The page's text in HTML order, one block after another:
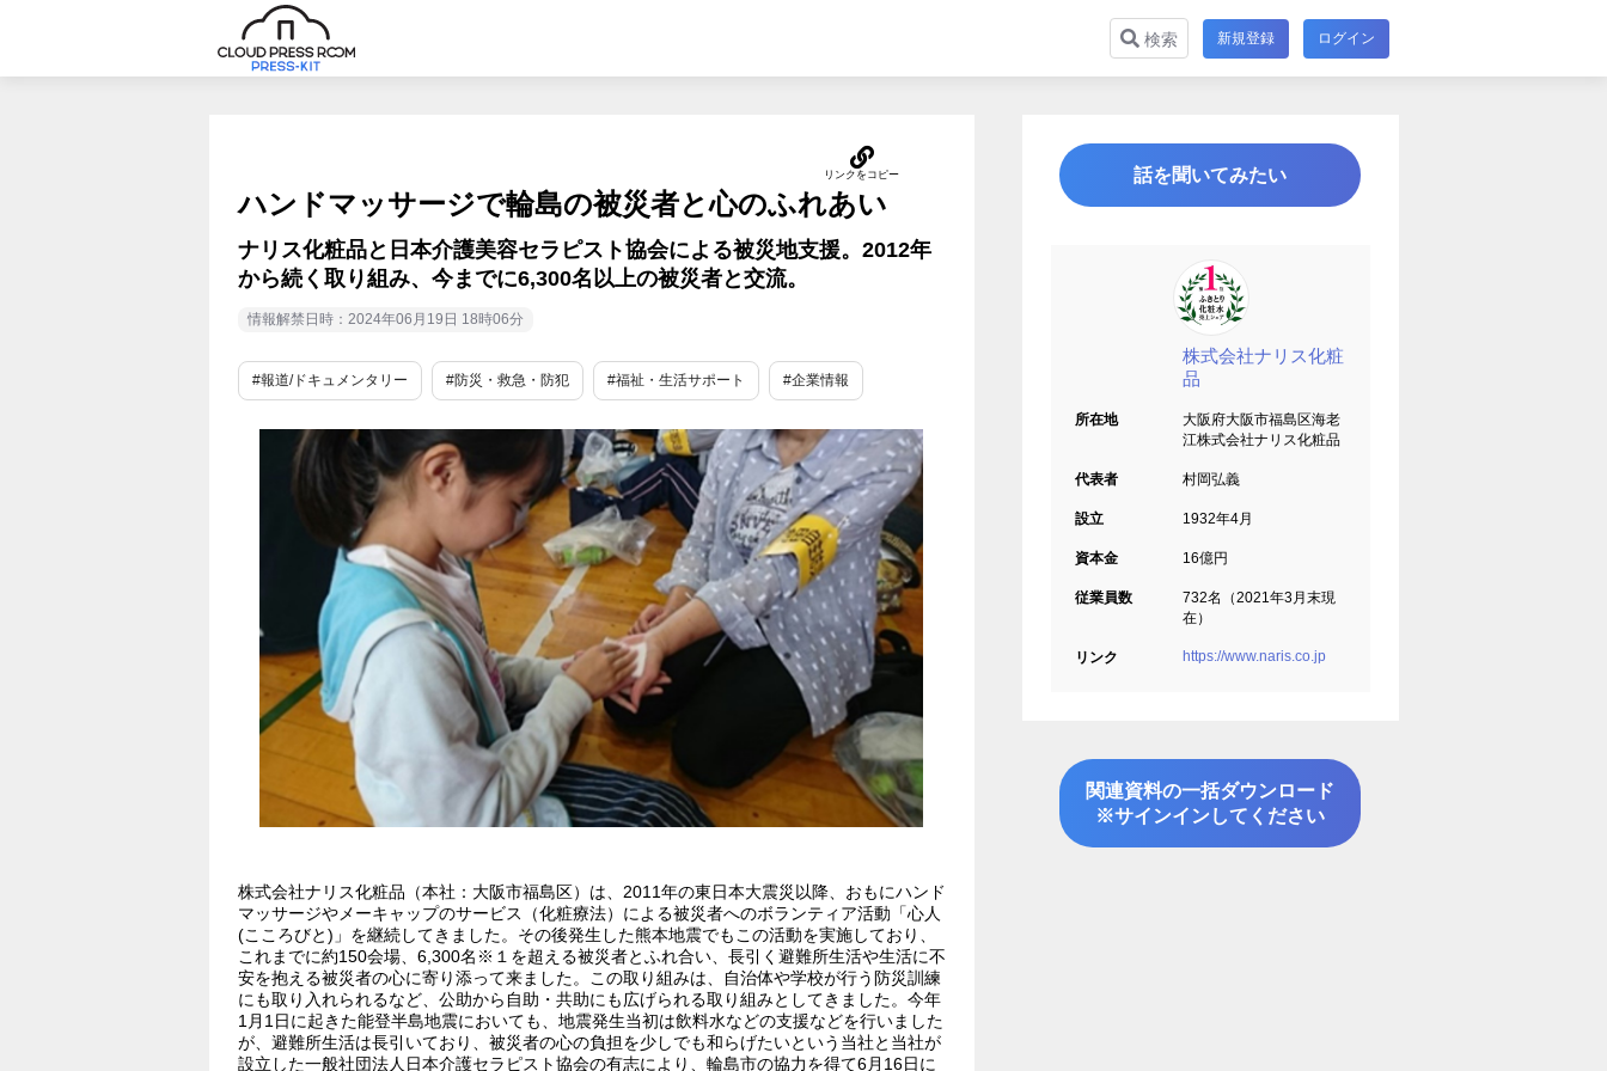
検索 新規登録 ログイン
ハンドマッサージで輪島の被災者と心のふれあい
ナリス化粧品と日本介護美容セラピスト協会による被災地支援。2012年
から続く取り組み、今までに6,300名以上の被災者と交流。
情報解禁日時：2024年06月19日 18時06分
#報道/ドキュメンタリー #防災・救急・防犯 #福祉・生活サポート #企業情報
株式会社ナリス化粧品（本社：大阪市福島区）は、2011年の東日本大震災以降、おもにハンド
マッサージやメーキャップのサービス（化粧療法）による被災者へのボランティア活動「心人
(こころびと)」を継続してきました。その後発生した熊本地震でもこの活動を実施しており、
これまでに約150会場、6,300名※１を超える被災者とふれ合い、長引く避難所生活や生活に不
安を抱える被災者の心に寄り添って来ました。この取り組みは、自治体や学校が行う防災訓練
にも取り入れられるなど、公助から自助・共助にも広げられる取り組みとしてきました。今年
1月1日に起きた能登半島地震においても、地震発生当初は飲料水などの支援などを行いました
が、避難所生活は長引いており、被災者の心の負担を少しでも和らげたいという当社と当社が
設立した一般社団法人日本介護セラピスト協会の有志により、輪島市の協力を得て6月16日に
話を聞いてみたい
株式会社ナリス化粧
品
所在地
大阪府大阪市福島区海老
江株式会社ナリス化粧品
代表者 村岡弘義
設立 1932年4月
資本金 16億円
従業員数
732名（2021年3月末現
在）
リンク https://www.naris.co.jp
関連資料の一括ダウンロード
※サインインしてください